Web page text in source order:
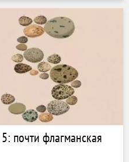
почти флагманская